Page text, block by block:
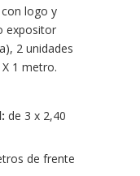
con logo y
expositor
2 unidades
1 metro.
de 3 x 2,40
de frente